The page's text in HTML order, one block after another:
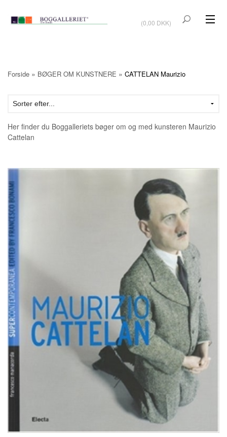
(0,00 DKK)
BØGER OM KUNSTNERE
TILBUD
OUTLET UDSTILLINGER
NYHEDER OM BOGGALLERIET
KONTAKT & ÅBNINSTIDER NYHEDSBREV
UDVIDET SØGNING Salgsbetingelser
Forside » BØGER OM KUNSTNERE » CATTELAN Maurizio
Her finder du Boggalleriets bøger om og med kunsteren Maurizio
Cattelan